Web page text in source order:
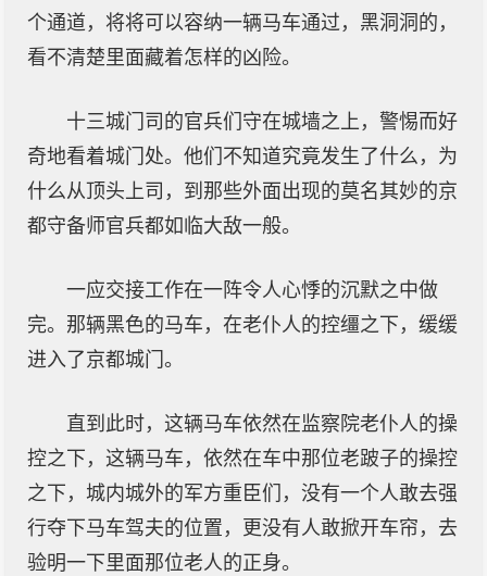
个通道，将将可以容纳一辆马车通过，黑洞洞的，
看不清楚里面藏着怎样的凶险。
十三城门司的官兵们守在城墙之上，警惕而好
奇地看着城门处。他们不知道究竟发生了什么，为
什么从顶头上司，到那些外面出现的莫名其妙的京
都守备师官兵都如临大敌一般。
一应交接工作在一阵令人心悸的沉默之中做
完。那辆黑色的马车，在老仆人的控缰之下，缓缓
进入了京都城门。
直到此时，这辆马车依然在监察院老仆人的操
控之下，这辆马车，依然在车中那位老跛子的操控
之下，城内城外的军方重臣们，没有一个人敢去强
行夺下马车驾夫的位置，更没有人敢掀开车帘，去
验明一下里面那位老人的正身。